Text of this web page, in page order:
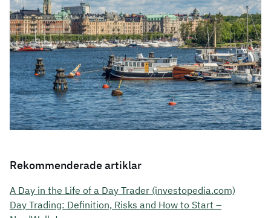
Rekommenderade artiklar
A Day in the Life of a Day Trader (investopedia.com)
Day Trading: Definition, Risks and How to Start –